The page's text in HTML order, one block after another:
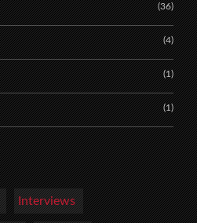
(36)
(4)
(1)
(1)
Interviews